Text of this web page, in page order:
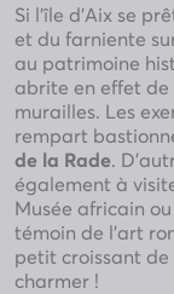
Si l’île d’Aix se
et du farniente
au patrimoine
abrite en effet
murailles. Les
rempart
de la Rade.
également à
Musée africain
témoin de l’art
petit croissant de
charmer !